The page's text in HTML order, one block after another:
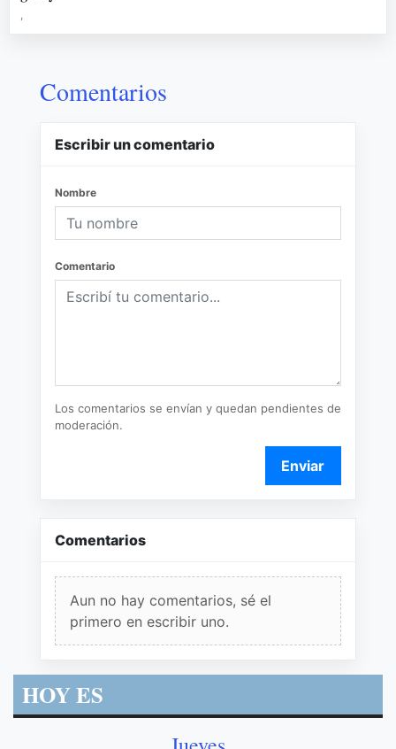
,
Comentarios
Escribir un comentario
Nombre
Comentario
Los comentarios se envían y quedan pendientes de
moderación.
Enviar
Comentarios
Aun no hay comentarios, sé el
primero en escribir uno.
HOY ES